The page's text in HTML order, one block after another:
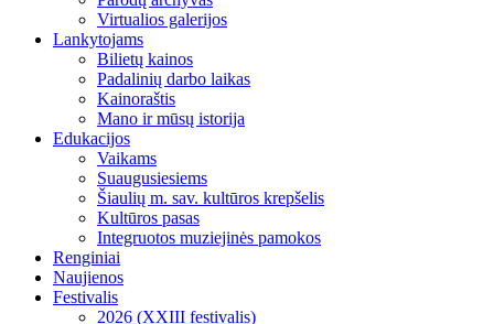
Virtualios galerijos
Lankytojams
Bilietų kainos
Padalinių darbo laikas
Kainoraštis
Mano ir mūsų istorija
Edukacijos
Vaikams
Suaugusiesiems
Šiaulių m. sav. kultūros krepšelis
Kultūros pasas
Integruotos muziejinės pamokos
Renginiai
Naujienos
Festivalis
2026 (XXIII festivalis)